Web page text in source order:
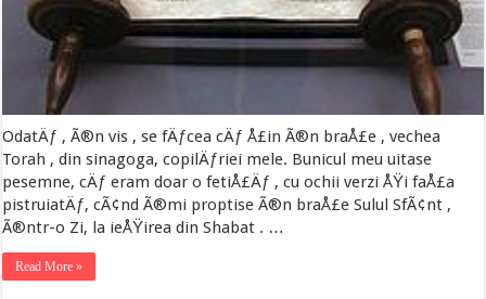
OdatÄƒ , Ã®n vis , se fÄƒcea cÄƒ Å£in Ã®n braÅ£e , vechea
Torah , din sinagoga, copilÄƒriei mele. Bunicul meu uitase
pesemne, cÄƒ eram doar o fetiÅ£Äƒ , cu ochii verzi ÅŸi faÅ£a
pistruiatÄƒ, cÃ¢nd Ã®mi proptise Ã®n braÅ£e Sulul SfÃ¢nt ,
Ã®ntr-o Zi, la ieÅŸirea din Shabat . …
Read More »